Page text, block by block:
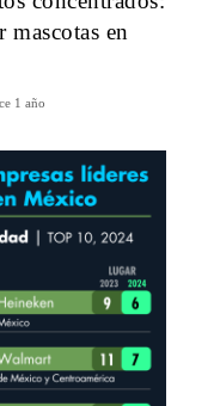
mascotas en
1 año